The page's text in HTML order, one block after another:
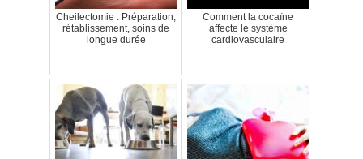
Cheilectomie : Préparation,
rétablissement, soins de
longue durée
Comment la cocaïne
affecte le système
cardiovasculaire